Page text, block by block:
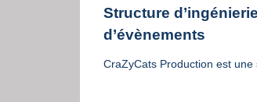
Structure
d’évènements
CraZyCats Production est une